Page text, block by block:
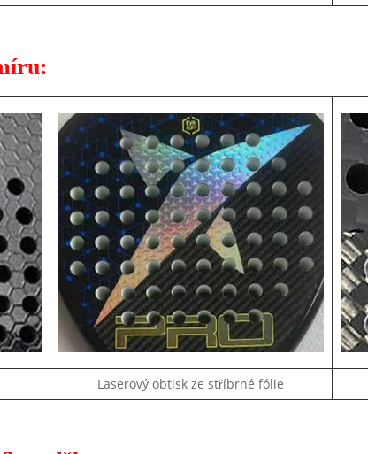
Laserový obtisk ze stříbrné fólie